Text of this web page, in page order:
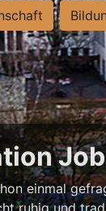
einmal